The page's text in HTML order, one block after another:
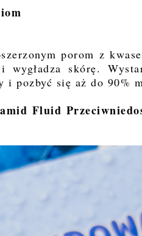
porom z
wygładza skórę.
i pozbyć się aż do 90%
Fluid